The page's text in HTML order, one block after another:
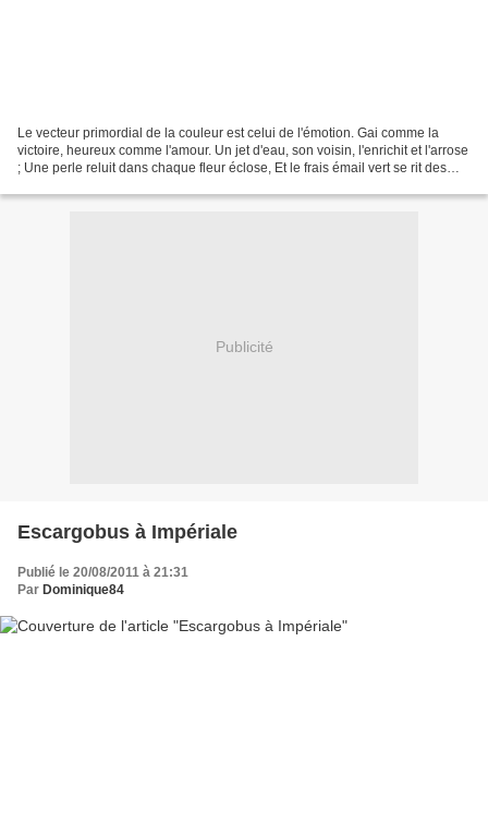
Le vecteur primordial de la couleur est celui de l'émotion. Gai comme la
victoire, heureux comme l'amour. Un jet d'eau, son voisin, l'enrichit et l'arrose
; Une perle reluit dans chaque fleur éclose, Et le frais émail vert se rit des
Publicité
Escargobus à Impériale
Publié le 20/08/2011 à 21:31
Par Dominique84